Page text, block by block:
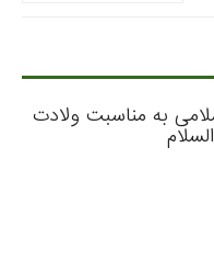
به مناسبت ولادت